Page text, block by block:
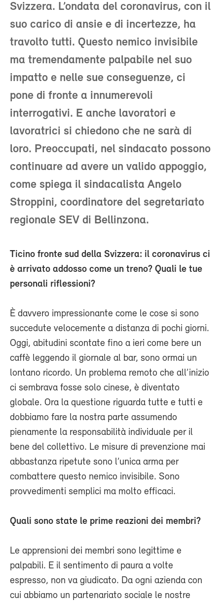
Svizzera. L’ondata del coronavirus, con il
suo carico di ansie e di incertezze, ha
travolto tutti. Questo nemico invisibile
ma tremendamente palpabile nel suo
impatto e nelle sue conseguenze, ci
pone di fronte a innumerevoli
interrogativi. E anche lavoratori e
lavoratrici si chiedono che ne sarà di
loro. Preoccupati, nel sindacato possono
continuare ad avere un valido appoggio,
come spiega il sindacalista Angelo
Stroppini, coordinatore del segretariato
regionale SEV di Bellinzona.
Ticino fronte sud della Svizzera: il coronavirus ci
è arrivato addosso come un treno? Quali le tue
personali riflessioni?
È davvero impressionante come le cose si sono
succedute velocemente a distanza di pochi giorni.
Oggi, abitudini scontate fino a ieri come bere un
caffè leggendo il giornale al bar, sono ormai un
lontano ricordo. Un problema remoto che all’inizio
ci sembrava fosse solo cinese, è diventato
globale. Ora la questione riguarda tutte e tutti e
dobbiamo fare la nostra parte assumendo
pienamente la responsabilità individuale per il
bene del collettivo. Le misure di prevenzione mai
abbastanza ripetute sono l’unica arma per
combattere questo nemico invisibile. Sono
provvedimenti semplici ma molto efficaci.
Quali sono state le prime reazioni dei membri?
Le apprensioni dei membri sono legittime e
palpabili. E il sentimento di paura a volte
espresso, non va giudicato. Da ogni azienda con
cui abbiamo un partenariato sociale le nostre